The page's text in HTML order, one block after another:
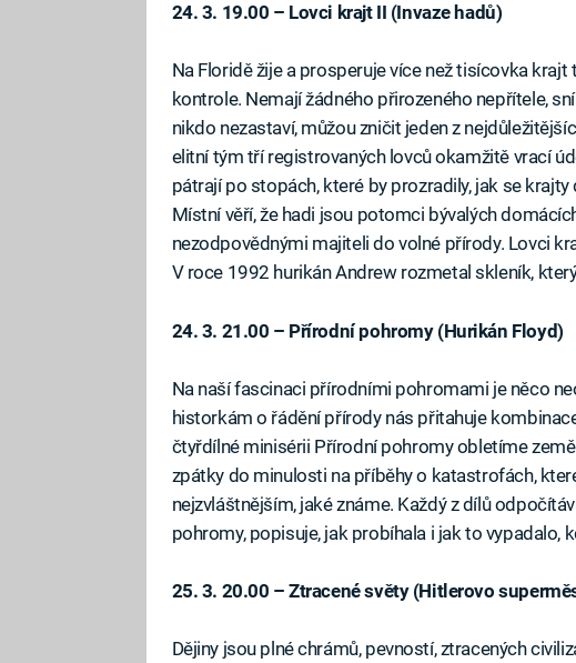
24. 3. 19.00 – Lovci krajt II (Invaze hadů)
Na Floridě žije a prosperuje více než tisícovka
kontrole. Nemají žádného přirozeného nepřítele,
nikdo nezastaví, můžou zničit jeden z
elitní tým tří registrovaných lovců okamžitě vrací
pátrají po stopách, které by prozradily, jak se
Místní věří, že hadi jsou potomci bývalých
nezodpovědnými majiteli do volné přírody. Lovci
V roce 1992 hurikán Andrew rozmetal skleník,
24. 3. 21.00 – Přírodní pohromy (Hurikán Floyd)
Na naší fascinaci přírodními pohromami je něco
historkám o řádění přírody nás přitahuje
čtyřdílné minisérii Přírodní pohromy obletíme
zpátky do minulosti na příběhy o katastrofách,
nejzvláštnějším, jaké známe. Každý z dílů
pohromy, popisuje, jak probíhala i jak to vypadalo,
25. 3. 20.00 – Ztracené světy (Hitlerovo
Dějiny jsou plné chrámů, pevností, ztracených